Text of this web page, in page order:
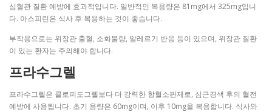
심혈관 질환 예방에 효과적입니다. 일반적인 복용량은 81mg에서 325mg입니
다. 아스피린은 식사 후 복용하는 것이 좋습니다.
부작용으로는 위장관 출혈, 소화불량, 알레르기 반응 등이 있으며, 위장관 질환
이 있는 환자는 주의해야 합니다.
프라수그렐
프라수그렐은 클로피도그렐보다 더 강력한 항혈소판제로, 심근경색 후의 혈전
예방에 사용됩니다. 초기 용량은 60mg이며, 이후 10mg을 복용합니다. 식사와